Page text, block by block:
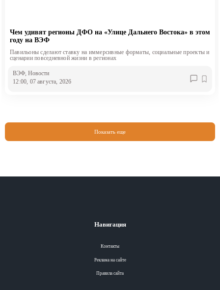
Чем удивят регионы ДФО на «Улице Дальнего Востока» в этом
году на ВЭФ
Павильоны сделают ставку на иммерсивные форматы, социальные проекты и
сценарии повседневной жизни в регионах
ВЭФ, Новости
12:00, 07 августа, 2026
Показать еще
Навигация
Контакты
Реклама на сайте
Правила сайта